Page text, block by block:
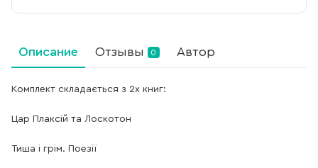
Описание Отзывы 0 Автор
Комплект складається з 2х книг:
Цар Плаксій та Лоскотон
Тиша і грім. Поезії